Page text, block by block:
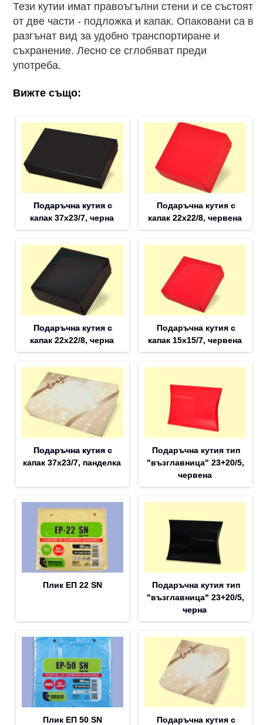
Тези кутии имат правоъгълни стени и се състоят
от две части - подложка и капак. Опаковани са в
разгънат вид за удобно транспортиране и
съхранение. Лесно се сглобяват преди
употреба.
Вижте също:
Подаръчна кутия с
капак 37x23/7, черна
Подаръчна кутия с
капак 22x22/8, червена
Подаръчна кутия с
капак 22x22/8, черна
Подаръчна кутия с
капак 15x15/7, червена
Подаръчна кутия с
капак 37x23/7, панделка
Подаръчна кутия тип
"възглавница" 23+20/5,
червена
Плик EП 22 SN
Подаръчна кутия тип
"възглавница" 23+20/5,
черна
Плик EП 50 SN
Подаръчна кутия с